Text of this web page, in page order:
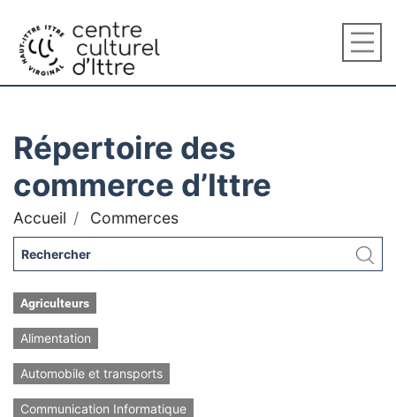
Répertoire des
commerce d’Ittre
Accueil Commerces
Agriculteurs
Alimentation
Automobile et transports
Communication Informatique